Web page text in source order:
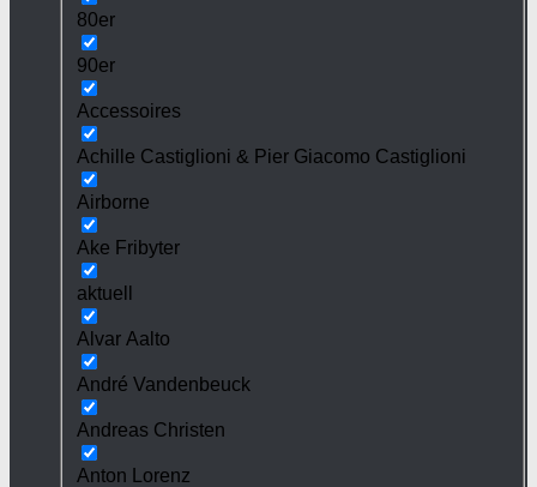
80er
90er
Accessoires
Achille Castiglioni & Pier Giacomo Castiglioni
Airborne
Ake Fribyter
aktuell
Alvar Aalto
André Vandenbeuck
Andreas Christen
Anton Lorenz